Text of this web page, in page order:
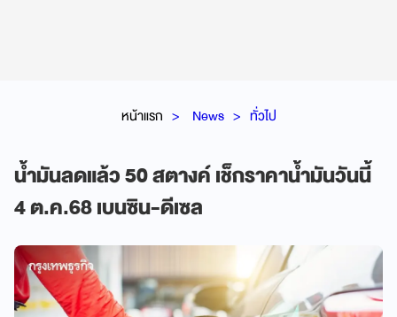
หน้าแรก News ทั่วไป
น้ำมันลดแล้ว 50 สตางค์ เช็กราคาน้ำมันวันนี้
4 ต.ค.68 เบนซิน-ดีเซล